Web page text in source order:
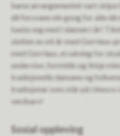
Same arrangementet vart
då forsvann ein gong for alle
kasta seg med i dansen i år!
slutten av eit år med Gorrlaus-
med Gorrlaus, ei satsing for
undervise, formidle og ikkje
tradisjonelle dansane og
tradisjonar som står på Unesco
verdsarv!
Sosial oppleving